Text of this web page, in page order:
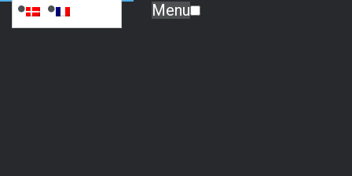
Menu